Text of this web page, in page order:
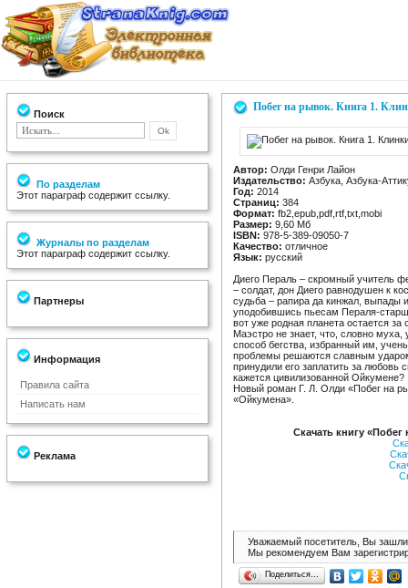
Поиск
По разделам
Этот параграф содержит ссылку.
Журналы по разделам
Этот параграф содержит ссылку.
Партнеры
Информация
Правила сайта
Написать нам
Реклама
Побег на рывок. Книга 1.
Автор: Олди Генри Лайон
Издательство: Азбука, Азбука-
Год: 2014
Страниц: 384
Формат: fb2,epub,pdf,rtf,txt,mobi
Размер: 9,60 Мб
ISBN: 978-5-389-09050-7
Качество: отличное
Язык: русский
Диего Пераль – скромный учитель
– солдат, дон Диего равнодушен к
судьба – рапира да кинжал, выпады
уподобившись пьесам Пераля-
вот уже родная планета остается за
Маэстро не знает, что, словно
способ бегства, избранный им,
проблемы решаются славным
принудили его заплатить за любовь
кажется цивилизованной Ойкумене?
Новый роман Г. Л. Олди «Побег на
«Ойкумена».
Скачать книгу
Уважаемый посетитель, Вы зашли
Мы рекомендуем Вам
Поделиться…